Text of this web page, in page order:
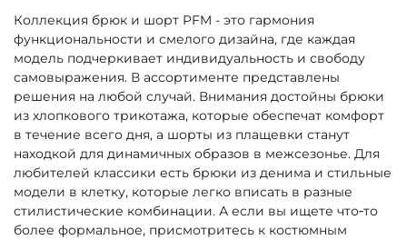
Коллекция брюк и шорт PFM - это гармония
функциональности и смелого дизайна, где каждая
модель подчеркивает индивидуальность и свободу
самовыражения. В ассортименте представлены
решения на любой случай. Внимания достойны брюки
из хлопкового трикотажа, которые обеспечат комфорт
в течение всего дня, а шорты из плащевки станут
находкой для динамичных образов в межсезонье. Для
любителей классики есть брюки из денима и стильные
модели в клетку, которые легко вписать в разные
стилистические комбинации. А если вы ищете что‑то
более формальное, присмотритесь к костюмным